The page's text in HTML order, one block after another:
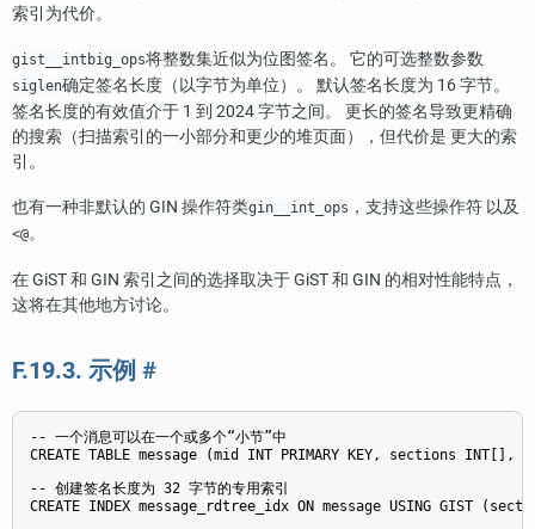
索引为代价。
gist__intbig_ops将整数集近似为位图签名。 它的可选整数参数
siglen确定签名长度（以字节为单位）。 默认签名长度为 16 字节。
签名长度的有效值介于 1 到 2024 字节之间。 更长的签名导致更精确
的搜索（扫描索引的一小部分和更少的堆页面），但代价是 更大的索
引。
也有一种非默认的 GIN 操作符类gin__int_ops ，支持这些操作符 以及
<@。
在 GiST 和 GIN 索引之间的选择取决于 GiST 和 GIN 的相对性能特点，
这将在其他地方讨论。
F.19.3. 示例 #
-- 一个消息可以在一个或多个“小节”中
CREATE TABLE message (mid INT PRIMARY KEY, sections
-- 创建签名长度为 32 字节的专用索引
CREATE INDEX message_rdtree_idx ON message USING GIST